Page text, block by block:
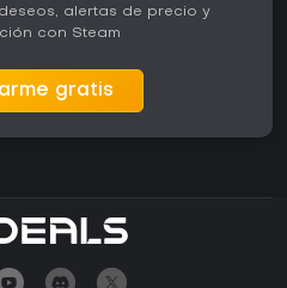
alertas de precio y
con Steam
gratis